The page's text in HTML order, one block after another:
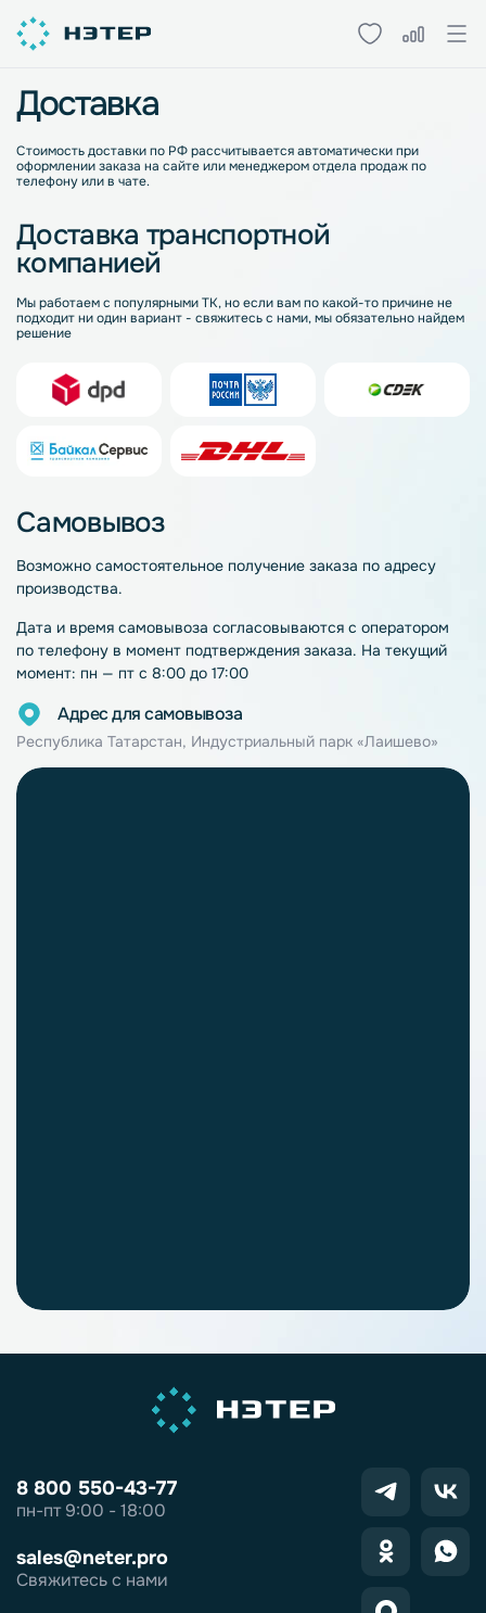
Доставка
Стоимость доставки по РФ рассчитывается автоматически при
оформлении заказа на сайте или менеджером отдела продаж по
телефону или в чате.
Доставка транспортной
компанией
Мы работаем с популярными ТК, но если вам по какой-то причине не
подходит ни один вариант - свяжитесь с нами, мы обязательно найдем
решение
Самовывоз
Возможно самостоятельное получение заказа по адресу
производства.
Дата и время самовывоза согласовываются с оператором
по телефону в момент подтверждения заказа. На текущий
момент: пн — пт с 8:00 до 17:00
Адрес для самовывоза
Республика Татарстан, Индустриальный парк «Лаишево»
8 800 550-43-77
пн-пт 9:00 - 18:00
sales@neter.pro
Свяжитесь с нами